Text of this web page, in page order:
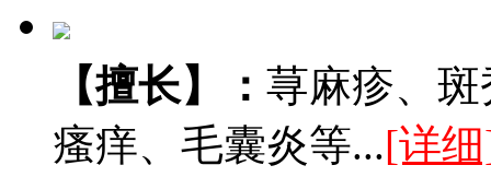
【擅长】： 荨麻疹、
瘙痒、毛囊炎等...[详